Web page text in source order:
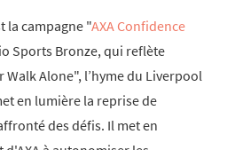
la campagne "AXA Confidence
Sports Bronze, qui reflète
Alone", l’hyme du Liverpool
en lumière la reprise de
des défis. Il met en